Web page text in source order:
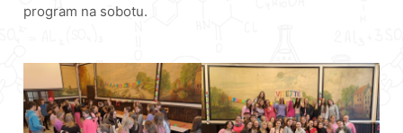
program na sobotu.